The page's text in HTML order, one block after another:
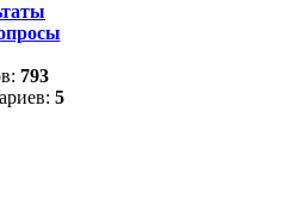
793
5